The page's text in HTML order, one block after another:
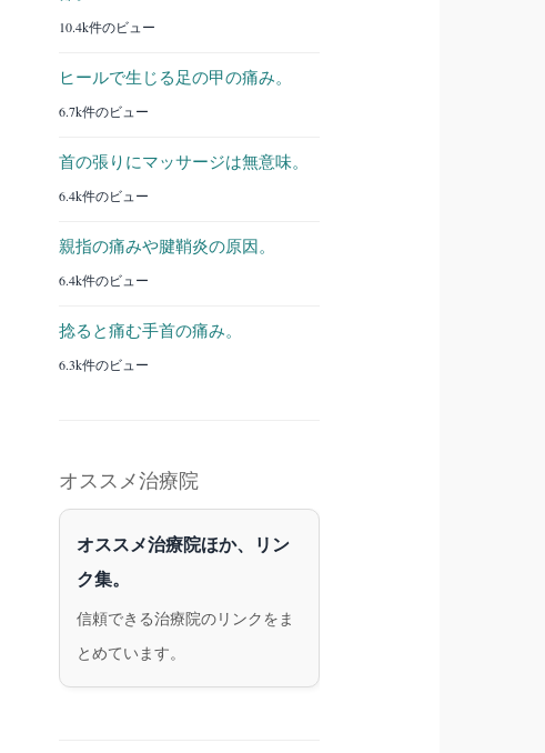
10.4k件のビュー
ヒールで生じる足の甲の痛み。
6.7k件のビュー
首の張りにマッサージは無意味。
6.4k件のビュー
親指の痛みや腱鞘炎の原因。
6.4k件のビュー
捻ると痛む手首の痛み。
6.3k件のビュー
オススメ治療院
オススメ治療院ほか、リン
ク集。
信頼できる治療院のリンクをま
とめています。